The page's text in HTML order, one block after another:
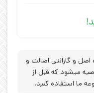
و گارانتی اصالت و
میشود که قبل از
ما استفاده کنید.